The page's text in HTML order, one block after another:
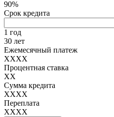
90%
Срок кредита
1 год
30 лет
Ежемесячный платеж
XXXX
Процентная ставка
XX
Сумма кредита
XXXX
Переплата
XXXX